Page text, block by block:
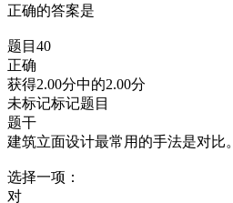
正确的答案是
题目40
正确
获得2.00分中的2.00分
未标记标记题目
题干
建筑立面设计最常用的手法是对比。
选择一项：
对